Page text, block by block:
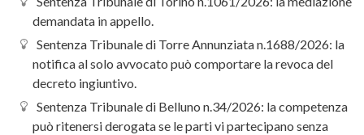
demandata in appello.
Sentenza Tribunale di Torre Annunziata n.1688/2026: la
notifica al solo avvocato può comportare la revoca del
decreto ingiuntivo.
Sentenza Tribunale di Belluno n.34/2026: la competenza
può ritenersi derogata se le parti vi partecipano senza